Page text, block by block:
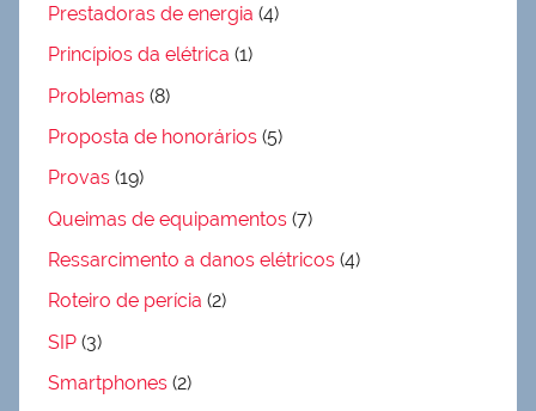
Prestadoras de energia (4)
Princípios da elétrica (1)
Problemas (8)
Proposta de honorários (5)
Provas (19)
Queimas de equipamentos (7)
Ressarcimento a danos elétricos (4)
Roteiro de perícia (2)
SIP (3)
Smartphones (2)